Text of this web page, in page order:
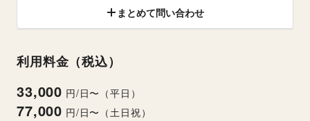
まとめて問い合わせ
利用料金（税込）
33,000 円/日〜（平日）
77,000 円/日〜（土日祝）